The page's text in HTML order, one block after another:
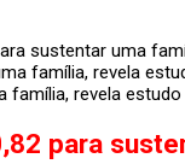
sustentar uma
família, revela estudo
para